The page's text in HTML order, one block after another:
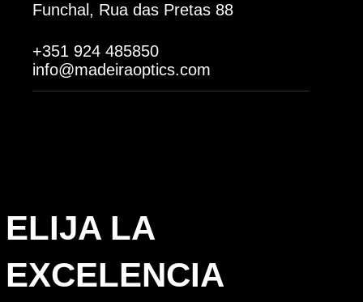
Funchal, Rua das Pretas 88
+351 924 485850
info@madeiraoptics.com
ELIJA LA
EXCELENCIA